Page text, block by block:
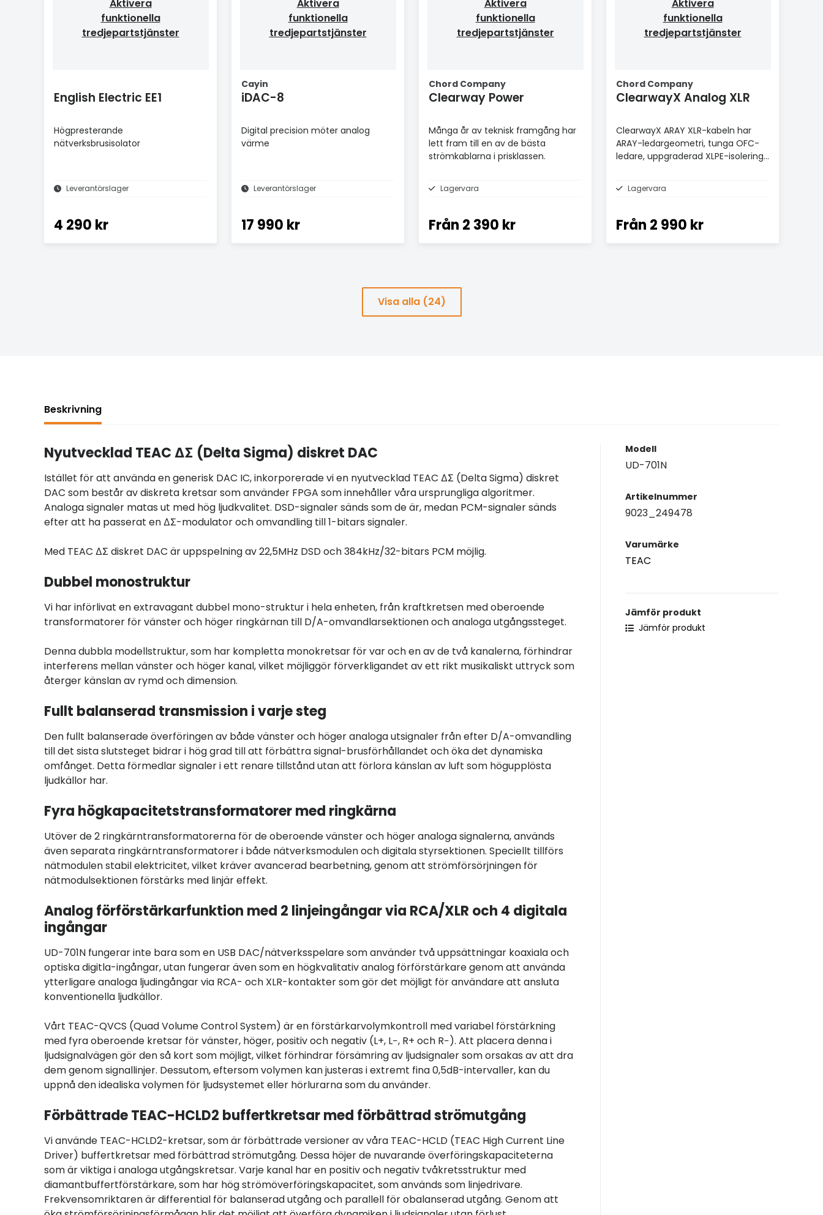
Aktivera
funktionella
tredjepartstjänster
English Electric EE1
Högpresterande
nätverksbrusisolator
Leverantörslager
4 290 kr
Aktivera
funktionella
tredjepartstjänster
Cayin
iDAC-8
Digital precision möter analog
värme
Leverantörslager
17 990 kr
Aktivera
funktionella
tredjepartstjänster
Chord Company
Clearway Power
Många år av teknisk framgång har
lett fram till en av de bästa
strömkablarna i prisklassen.
Lagervara
Från 2 390 kr
Aktivera
funktionella
tredjepartstjänster
Chord Company
ClearwayX Analog XLR
ClearwayX ARAY XLR-kabeln har
ARAY-ledargeometri, tunga OFC-
ledare, uppgraderad XLPE-isolering
Lagervara
Från 2 990 kr
Visa alla (24)
Beskrivning
Nyutvecklad TEAC ΔΣ (Delta Sigma) diskret DAC
Istället för att använda en generisk DAC IC, inkorporerade vi en nyutvecklad TEAC ΔΣ (Delta Sigma) diskret
DAC som består av diskreta kretsar som använder FPGA som innehåller våra ursprungliga algoritmer.
Analoga signaler matas ut med hög ljudkvalitet. DSD-signaler sänds som de är, medan PCM-signaler sänds
efter att ha passerat en ΔΣ-modulator och omvandling till 1-bitars signaler.
Med TEAC ΔΣ diskret DAC är uppspelning av 22,5MHz DSD och 384kHz/32-bitars PCM möjlig.
Dubbel monostruktur
Vi har införlivat en extravagant dubbel mono-struktur i hela enheten, från kraftkretsen med oberoende
transformatorer för vänster och höger ringkärnan till D/A-omvandlarsektionen och analoga utgångssteget.
Denna dubbla modellstruktur, som har kompletta monokretsar för var och en av de två kanalerna, förhindrar
interferens mellan vänster och höger kanal, vilket möjliggör förverkligandet av ett rikt musikaliskt uttryck som
återger känslan av rymd och dimension.
Fullt balanserad transmission i varje steg
Den fullt balanserade överföringen av både vänster och höger analoga utsignaler från efter D/A-omvandling
till det sista slutsteget bidrar i hög grad till att förbättra signal-brusförhållandet och öka det dynamiska
omfånget. Detta förmedlar signaler i ett renare tillstånd utan att förlora känslan av luft som högupplösta
ljudkällor har.
Fyra högkapacitetstransformatorer med ringkärna
Utöver de 2 ringkärntransformatorerna för de oberoende vänster och höger analoga signalerna, används
även separata ringkärntransformatorer i både nätverksmodulen och digitala styrsektionen. Speciellt tillförs
nätmodulen stabil elektricitet, vilket kräver avancerad bearbetning, genom att strömförsörjningen för
nätmodulsektionen förstärks med linjär effekt.
Analog förförstärkarfunktion med 2 linjeingångar via RCA/XLR och 4 digitala
ingångar
UD-701N fungerar inte bara som en USB DAC/nätverksspelare som använder två uppsättningar koaxiala och
optiska digitla-ingångar, utan fungerar även som en högkvalitativ analog förförstärkare genom att använda
ytterligare analoga ljudingångar via RCA- och XLR-kontakter som gör det möjligt för användare att ansluta
konventionella ljudkällor.
Vårt TEAC-QVCS (Quad Volume Control System) är en förstärkarvolymkontroll med variabel förstärkning
med fyra oberoende kretsar för vänster, höger, positiv och negativ (L+, L−, R+ och R−). Att placera denna i
ljudsignalvägen gör den så kort som möjligt, vilket förhindrar försämring av ljudsignaler som orsakas av att dra
dem genom signallinjer. Dessutom, eftersom volymen kan justeras i extremt fina 0,5dB-intervaller, kan du
uppnå den idealiska volymen för ljudsystemet eller hörlurarna som du använder.
Förbättrade TEAC-HCLD2 buffertkretsar med förbättrad strömutgång
Vi använde TEAC-HCLD2-kretsar, som är förbättrade versioner av våra TEAC-HCLD (TEAC High Current Line
Driver) buffertkretsar med förbättrad strömutgång. Dessa höjer de nuvarande överföringskapaciteterna
som är viktiga i analoga utgångskretsar. Varje kanal har en positiv och negativ tvåkretsstruktur med
diamantbuffertförstärkare, som har hög strömöverföringskapacitet, som används som linjedrivare.
Frekvensomriktaren är differential för balanserad utgång och parallell för obalanserad utgång. Genom att
Modell
UD-701N
Artikelnummer
9023_249478
Varumärke
TEAC
Jämför produkt
Jämför produkt